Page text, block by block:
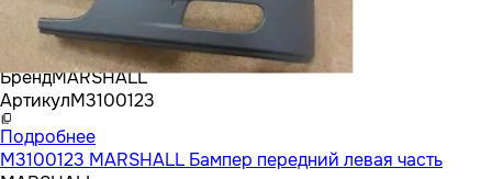
БрендMARSHALL
АртикулM3100123
Подробнее
M3100123 MARSHALL Бампер передний левая часть